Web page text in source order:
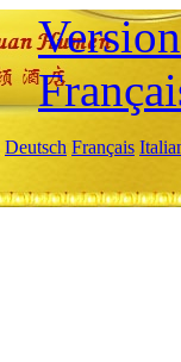
Deutsch Français